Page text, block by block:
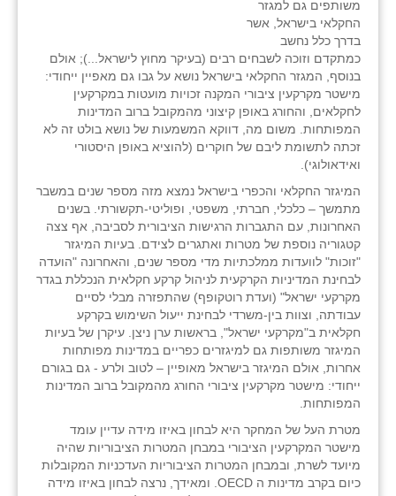
משותפים גם למגזר
החקלאי בישראל, אשר
בדרך כלל נחשב
כמתקדם וזוכה לשבחים רבים (בעיקר מחוץ לישראל...); אולם
בנוסף, המגזר החקלאי בישראל נושא על גבו גם מאפיין ייחודי:
מישטר מקרקעין ציבורי המקנה זכויות מועטות במקרקעין
לחקלאים, והחורג באופן קיצוני מהמקובל ברוב המדינות
המפותחות. משום מה, דווקא המשמעות של נושא בולט זה לא
זכתה לתשומת ליבם של חוקרים (להוציא באופן היסטורי
ואידאולוגי).
המיגזר החקלאי והכפרי בישראל נמצא מזה מספר שנים במשבר
מתמשך – כלכלי, חברתי, משפטי, ופוליטי-תקשורתי. בשנים
האחרונות, עם התגברות הרגישות הציבורית לסביבה, אף צצה
קטגוריה נוספת של מטרות ואתגרים לצידם. בעיות המיגזר
"זוכות" לוועדות ממלכתיות מדי מספר שנים, והאחרונה "הועדה
לבחינת המדיניות הקרקעית לניהול קרקע חקלאית הנכללת בגדר
מקרקעי ישראל" (ועדת רוטקופף) שהתפזרה מבלי לסיים
עבודתה, וצוות בין-משרדי לבחינת ייעול השימוש בקרקע
חקלאית ב"מקרקעי ישראל", בראשות ערן ניצן. עיקרן של בעיות
המיגזר משותפות גם למיגזרים כפריים במדינות מפותחות
אחרות, אולם המיגזר בישראל מאופיין – לטוב ולרע - גם בגורם
ייחודי: מישטר מקרקעין ציבורי החורג מהמקובל ברוב המדינות
המפותחות.
מטרת העל של המחקר היא לבחון באיזו מידה עדיין עומד
מישטר המקרקעין הציבורי במבחן המטרות הציבוריות שהיה
מיועד לשרת, ובמבחן המטרות הציבוריות העדכניות המקובלות
כיום בקרב מדינות ה OECD. ומאידך, נרצה לבחון באיזו מידה